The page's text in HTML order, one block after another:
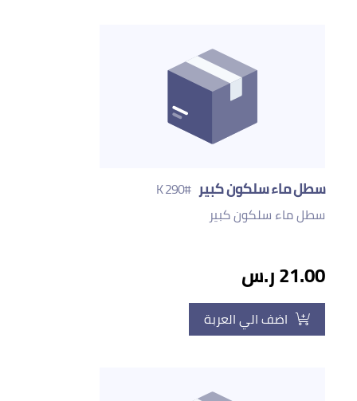
سطل ماء سلكون كبير #290 K
سطل ماء سلكون كبير
21.00 ر.س
اضف الي العربة